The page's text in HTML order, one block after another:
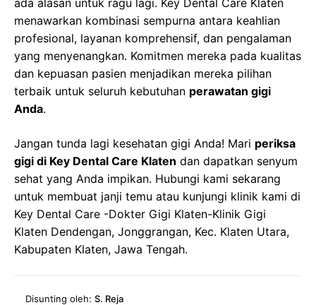
menawarkan kombinasi sempurna antara keahlian
profesional, layanan komprehensif, dan pengalaman
yang menyenangkan. Komitmen mereka pada kualitas
dan kepuasan pasien menjadikan mereka pilihan
terbaik untuk seluruh kebutuhan perawatan gigi
Anda.
Jangan tunda lagi kesehatan gigi Anda! Mari periksa
gigi di Key Dental Care Klaten dan dapatkan senyum
sehat yang Anda impikan. Hubungi kami sekarang
untuk membuat janji temu atau kunjungi klinik kami di
Key Dental Care -Dokter Gigi Klaten-Klinik Gigi
Klaten Dendengan, Jonggrangan, Kec. Klaten Utara,
Kabupaten Klaten, Jawa Tengah.
Disunting oleh: S. Reja